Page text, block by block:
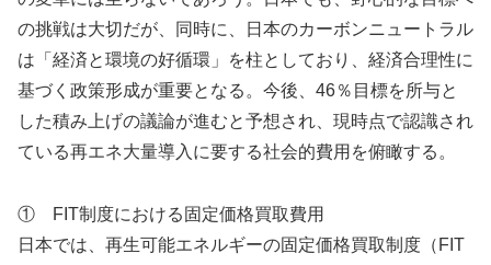
の挑戦は大切だが、同時に、日本のカーボンニュートラル
は「経済と環境の好循環」を柱としており、経済合理性に
基づく政策形成が重要となる。今後、46％目標を所与と
した積み上げの議論が進むと予想され、現時点で認識され
ている再エネ大量導入に要する社会的費用を俯瞰する。
① FIT制度における固定価格買取費用
日本では、再生可能エネルギーの固定価格買取制度（FIT